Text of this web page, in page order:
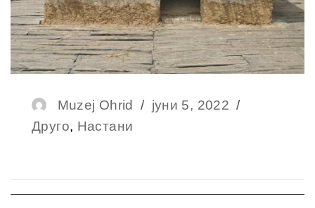
Author
Muzej Ohrid
Posted
јуни 5, 2022
Друго, Настани